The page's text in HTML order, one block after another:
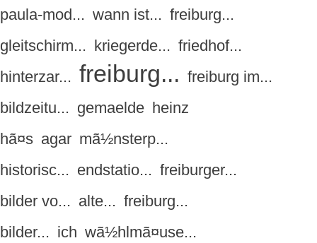
paula-mod... wann ist... freiburg...
gleitschirm... kriegerde... friedhof...
hinterzar... freiburg... freiburg im...
bildzeitu... gemaelde heinz
hã¤s agar mã½nsterp...
historisc... endstatio... freiburger...
bilder vo... alte... freiburg...
bilder... ich wã½hlmã¤use...